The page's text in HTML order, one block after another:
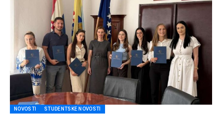
NOVOSTI STUDENTSKE NOVOSTI